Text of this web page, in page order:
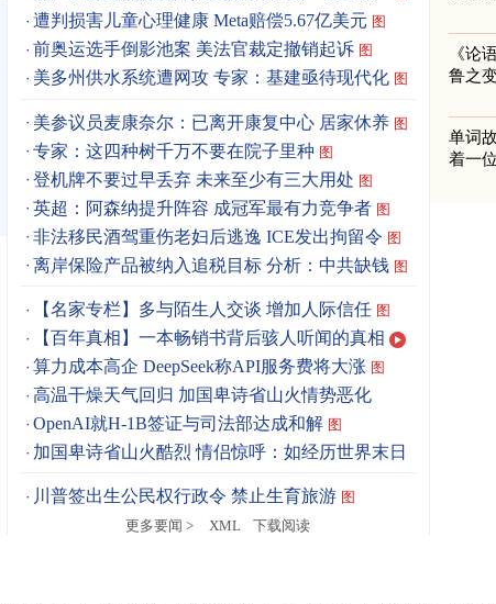
遭判损害儿童心理健康 Meta赔偿5.67亿美元 图
前奥运选手倒影池案 美法官裁定撤销起诉 图
美多州供水系统遭网攻 专家：基建亟待现代化 图
美参议员麦康奈尔：已离开康复中心 居家休养 图
专家：这四种树千万不要在院子里种 图
登机牌不要过早丢弃 未来至少有三大用处 图
英超：阿森纳提升阵容 成冠军最有力竞争者 图
非法移民酒驾重伤老妇后逃逸 ICE发出拘留令 图
离岸保险产品被纳入追税目标 分析：中共缺钱 图
【名家专栏】多与陌生人交谈 增加人际信任 图
【百年真相】一本畅销书背后骇人听闻的真相
算力成本高企 DeepSeek称API服务费将大涨 图
高温干燥天气回归 加国卑诗省山火情势恶化
OpenAI就H-1B签证与司法部达成和解 图
加国卑诗省山火酷烈 情侣惊呼：如经历世界末日
川普签出生公民权行政令 禁止生育旅游 图
更多要闻 >
XML 下载阅读
《论
鲁之
单词
着一